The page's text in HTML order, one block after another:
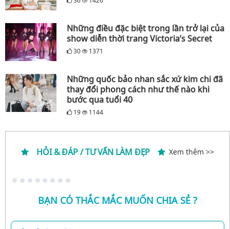
Những điều đặc biệt trong lần trở lại của
show diễn thời trang Victoria’s Secret
30 1371
Những quốc bảo nhan sắc xứ kim chi đã
thay đổi phong cách như thế nào khi
bước qua tuổi 40
19 1144
HỎI & ĐÁP / TƯ VẤN LÀM ĐẸP Xem thêm >>
BẠN CÓ THẮC MẮC MUỐN CHIA SẺ ?